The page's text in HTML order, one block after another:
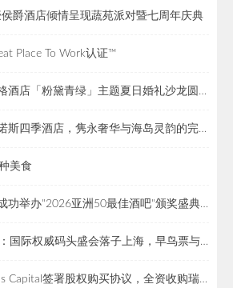
爵酒店倾情呈现蔬苑派对暨七周年庆典
Place To Work认证™
店「粉黛青绿」主题夏日婚礼沙龙圆满落幕
四季酒店，隽永奢华与海岛灵韵的完美交融
美食
洲50最佳酒吧"颁奖盛典，引领亚洲酒吧界瞩目盛事，彰显国际餐饮领导地位
权威码头盛会落子上海，早鸟票与全球招商同步启幕
签署股权购买协议，全资收购瑞士高端户外百年品牌猛犸象